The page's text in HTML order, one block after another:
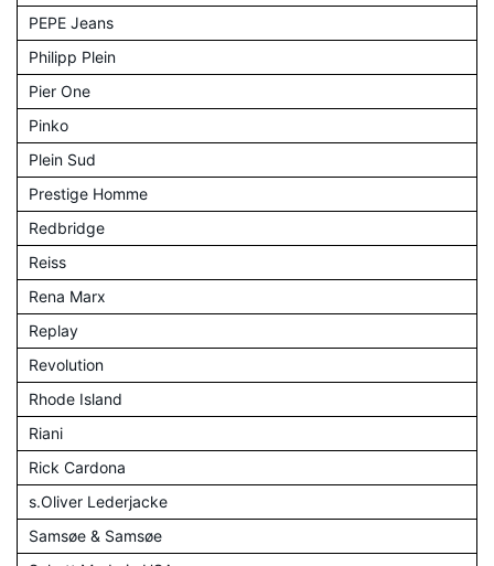
PEPE Jeans
Philipp Plein
Pier One
Pinko
Plein Sud
Prestige Homme
Redbridge
Reiss
Rena Marx
Replay
Revolution
Rhode Island
Riani
Rick Cardona
s.Oliver Lederjacke
Samsøe & Samsøe